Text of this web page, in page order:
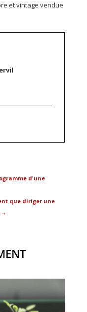
et vintage vendue
d'une
que diriger une